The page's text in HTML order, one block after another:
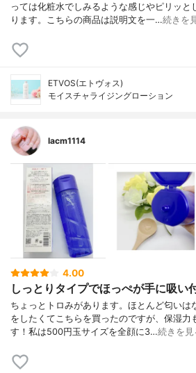
っては化粧水でしみるような感じやピリッと
ります。こちらの商品は説明文を一…続きを
ETVOS(エトヴォス)
モイスチャライジングローション
lacm1114
4.00
しっとりタイプでほっぺが手に吸い
ちょっとトロみがあります。ほとんど匂いは
をしたくてこちらを買ったのですが、保湿力
す！私は500円玉サイズを全顔に3…続きを見